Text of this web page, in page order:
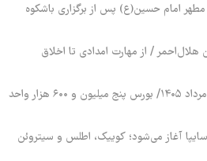
امام حسین(ع) پس از برگزاری باشکوه
هلال‌احمر / از مهارت امدادی تا اخلاق
شاخص کل بورس دوشنبه ۱۹ مرداد ۱۴۰۵/ بورس پنج میلیون و ۶۰۰ هزار واحد
۳ محصول سایپا آغاز می‌شود؛ کوییک، اطلس و سیتروئن